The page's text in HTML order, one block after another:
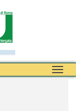
Toggle